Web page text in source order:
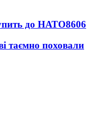
до НАТО8606
таємно поховали